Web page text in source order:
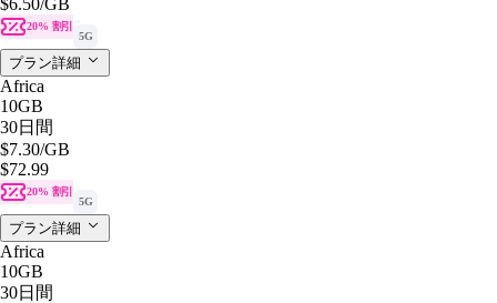
20% 割引
5G
プラン詳細
Africa
10GB
30日間
$7.30/GB
$72.99
20% 割引
5G
プラン詳細
Africa
10GB
30日間